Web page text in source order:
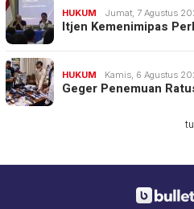
HUKUM Jumat, 7 Agustus
Itjen Kemenimipas
HUKUM Kamis, 6 Agustus
Geger Penemuan